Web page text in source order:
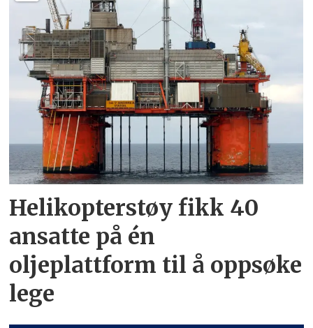
Helikopterstøy fikk 40
ansatte på én
oljeplattform til å oppsøke
lege